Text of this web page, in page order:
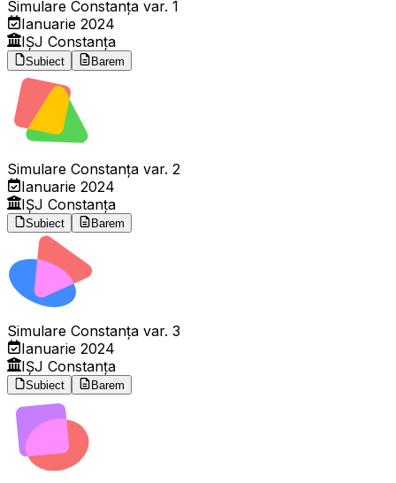
Simulare Constanța var. 1
Ianuarie 2024
IȘJ Constanța
Subiect Barem
Simulare Constanța var. 2
Ianuarie 2024
IȘJ Constanța
Subiect Barem
Simulare Constanța var. 3
Ianuarie 2024
IȘJ Constanța
Subiect Barem